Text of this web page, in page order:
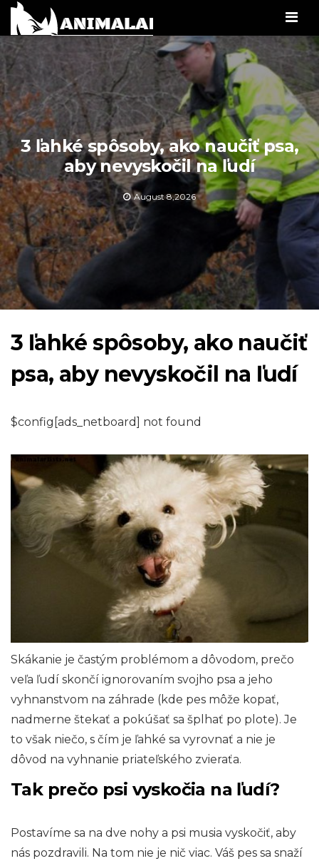
3 ľahké spôsoby, ako naučiť psa,
aby nevyskočil na ľudí
August 8,2026
3 ľahké spôsoby, ako naučiť
psa, aby nevyskočil na ľudí
$config[ads_netboard] not found
Skákanie je častým problémom a dôvodom, prečo
veľa ľudí skončí ignorovaním svojho psa a jeho
vyhnanstvom na záhrade (kde pes môže kopať,
nadmerne štekať a pokúšať sa šplhať po plote). Je
to však niečo, s čím je ľahké sa vyrovnať a nie je
dôvod na vyhnanie priateľského zvieraťa.
Tak prečo psi vyskočia na ľudí?
Postavíme sa na dve nohy a psi musia vyskočiť, aby
nás pozdravili. Na tom nie je nič viac. Váš pes sa snaží